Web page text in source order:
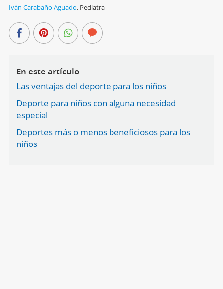
Iván Carabaño Aguado, Pediatra
En este artículo
Las ventajas del deporte para los niños
Deporte para niños con alguna necesidad
especial
Deportes más o menos beneficiosos para los
niños